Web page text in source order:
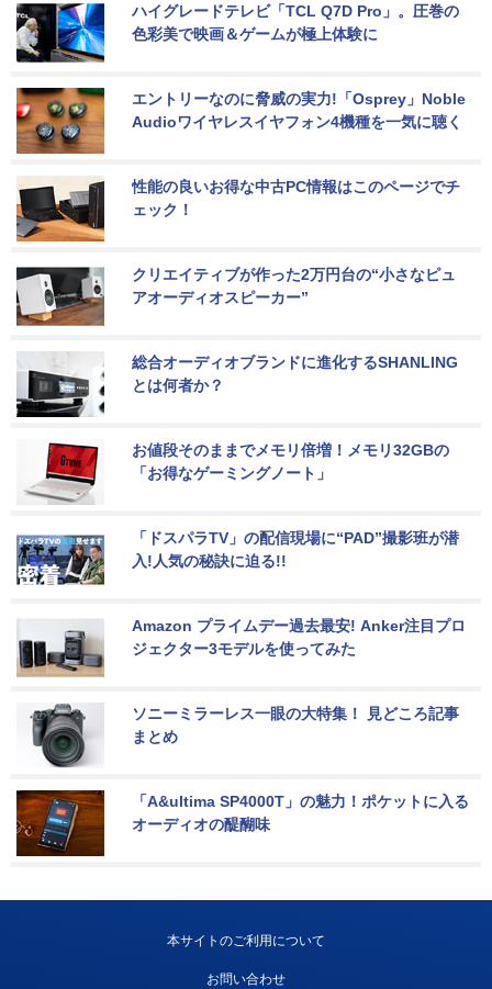
ハイグレードテレビ「TCL Q7D Pro」。圧巻の
色彩美で映画＆ゲームが極上体験に
エントリーなのに脅威の実力!「Osprey」Noble
Audioワイヤレスイヤフォン4機種を一気に聴く
性能の良いお得な中古PC情報はこのページでチ
ェック！
クリエイティブが作った2万円台の“小さなピュ
アオーディオスピーカー”
総合オーディオブランドに進化するSHANLING
とは何者か？
お値段そのままでメモリ倍増！メモリ32GBの
「お得なゲーミングノート」
「ドスパラTV」の配信現場に“PAD”撮影班が潜
入!人気の秘訣に迫る!!
Amazon プライムデー過去最安! Anker注目プロ
ジェクター3モデルを使ってみた
ソニーミラーレス一眼の大特集！ 見どころ記事
まとめ
「A&ultima SP4000T」の魅力！ポケットに入る
オーディオの醍醐味
本サイトのご利用について
お問い合わせ